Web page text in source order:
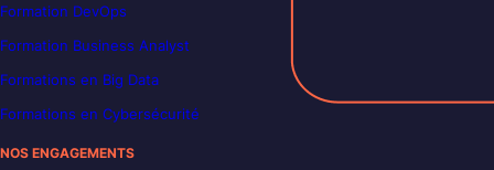
Formation DevOps
Formation Business Analyst
Formations en Big Data
Formations en Cybersécurité
NOS ENGAGEMENTS